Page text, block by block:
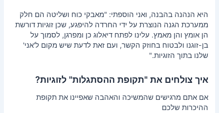
היא הנהנה בהבנה, ואני הוספתי: "מאבקי כוח ושליטה הם חלק
ממערכת הגנה הנוצרת על ידי החרדה להיפגע, שכן זוגיות דורשת
הן אומץ והן מאמץ. עלינו לפתח דיאלוג כן ומפרגן, לסמוך על
בן-זוגנו ולבטוח בחוזק הקשר, ועם זאת לדעת שיש מקום ל'אני'
שלנו בתוך הזוגיות."
איך צולחים את "תקופת ההסתגלות" לזוגיות?
אם אתם מרגישים שהמשיכה והאהבה שאפיינו את תקופת
ההיכרות שלכם